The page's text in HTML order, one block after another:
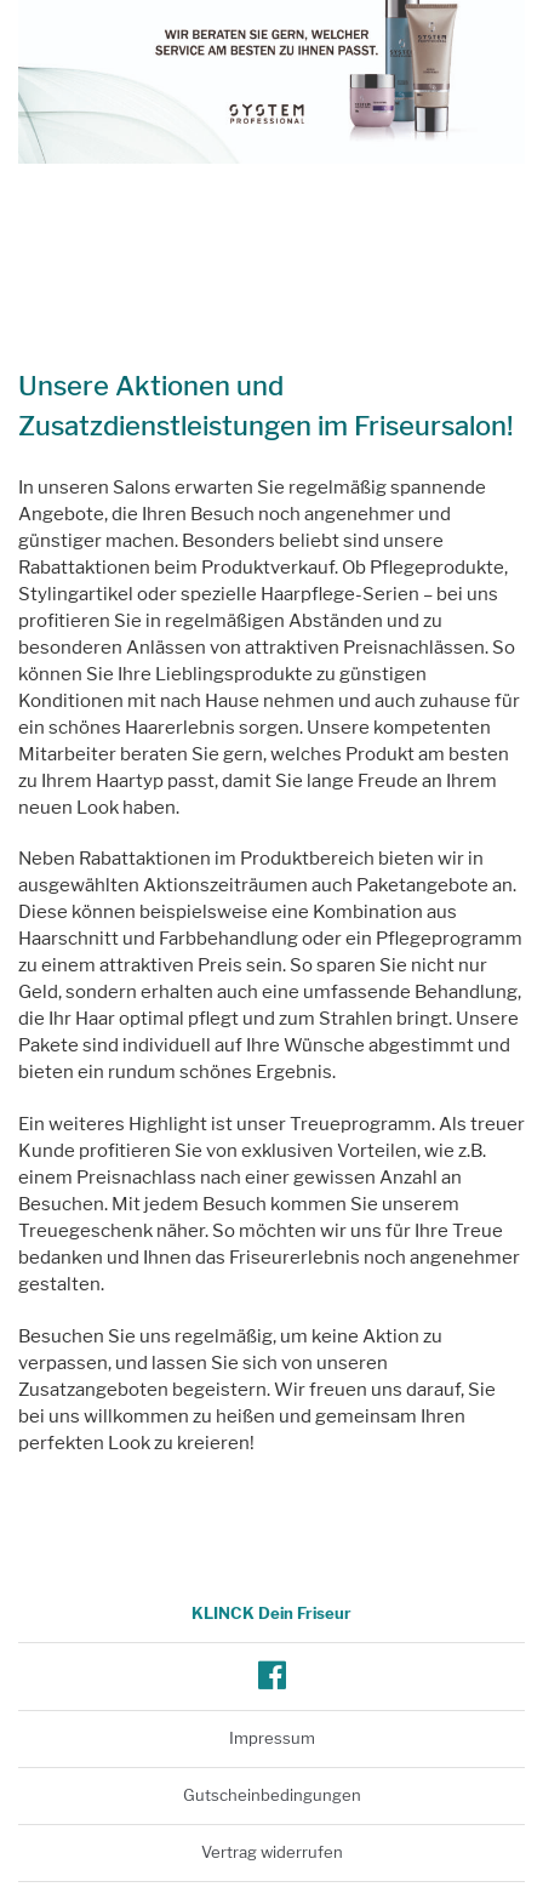
Unsere Aktionen und
Zusatzdienstleistungen im Friseursalon!
In unseren Salons erwarten Sie regelmäßig spannende
Angebote, die Ihren Besuch noch angenehmer und
günstiger machen. Besonders beliebt sind unsere
Rabattaktionen beim Produktverkauf. Ob Pflegeprodukte,
Stylingartikel oder spezielle Haarpflege-Serien – bei uns
profitieren Sie in regelmäßigen Abständen und zu
besonderen Anlässen von attraktiven Preisnachlässen. So
können Sie Ihre Lieblingsprodukte zu günstigen
Konditionen mit nach Hause nehmen und auch zuhause für
ein schönes Haarerlebnis sorgen. Unsere kompetenten
Mitarbeiter beraten Sie gern, welches Produkt am besten
zu Ihrem Haartyp passt, damit Sie lange Freude an Ihrem
neuen Look haben.
Neben Rabattaktionen im Produktbereich bieten wir in
ausgewählten Aktionszeiträumen auch Paketangebote an.
Diese können beispielsweise eine Kombination aus
Haarschnitt und Farbbehandlung oder ein Pflegeprogramm
zu einem attraktiven Preis sein. So sparen Sie nicht nur
Geld, sondern erhalten auch eine umfassende Behandlung,
die Ihr Haar optimal pflegt und zum Strahlen bringt. Unsere
Pakete sind individuell auf Ihre Wünsche abgestimmt und
bieten ein rundum schönes Ergebnis.
Ein weiteres Highlight ist unser Treueprogramm. Als treuer
Kunde profitieren Sie von exklusiven Vorteilen, wie z.B.
einem Preisnachlass nach einer gewissen Anzahl an
Besuchen. Mit jedem Besuch kommen Sie unserem
Treuegeschenk näher. So möchten wir uns für Ihre Treue
bedanken und Ihnen das Friseurerlebnis noch angenehmer
gestalten.
Besuchen Sie uns regelmäßig, um keine Aktion zu
verpassen, und lassen Sie sich von unseren
Zusatzangeboten begeistern. Wir freuen uns darauf, Sie
bei uns willkommen zu heißen und gemeinsam Ihren
perfekten Look zu kreieren!
KLINCK Dein Friseur
Impressum
Gutscheinbedingungen
Vertrag widerrufen